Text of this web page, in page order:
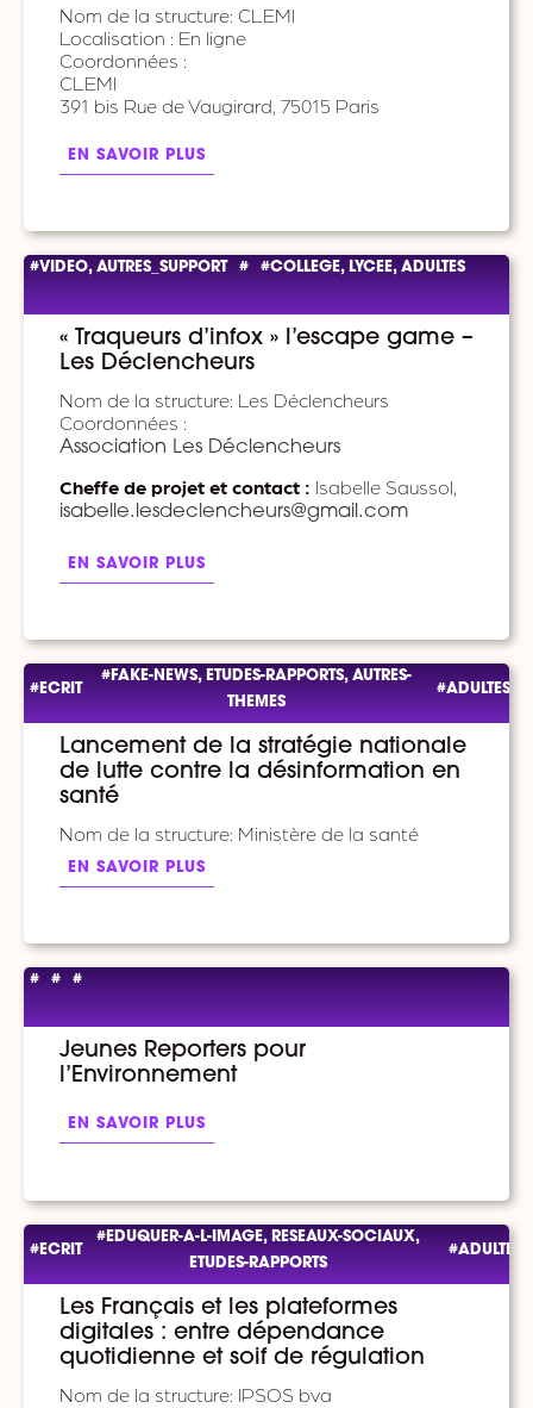
Nom de la structure: CLEMI
Localisation : En ligne
Coordonnées :
CLEMI
391 bis Rue de Vaugirard, 75015 Paris
EN SAVOIR PLUS
#VIDEO, AUTRES_SUPPORT # #COLLEGE, LYCEE, ADULTES
« Traqueurs d’infox » l’escape game –
Les Déclencheurs
Nom de la structure: Les Déclencheurs
Coordonnées :
Association Les Déclencheurs
Cheffe de projet et contact : Isabelle Saussol,
isabelle.lesdeclencheurs@gmail.com
EN SAVOIR PLUS
#ECRIT
#FAKE-NEWS, ETUDES-RAPPORTS, AUTRES-
THEMES
#ADULTES
Lancement de la stratégie nationale
de lutte contre la désinformation en
santé
Nom de la structure: Ministère de la santé
EN SAVOIR PLUS
# # #
Jeunes Reporters pour
l’Environnement
EN SAVOIR PLUS
#ECRIT
#EDUQUER-A-L-IMAGE, RESEAUX-SOCIAUX,
ETUDES-RAPPORTS
#ADULTES
Les Français et les plateformes
digitales : entre dépendance
quotidienne et soif de régulation
Nom de la structure: IPSOS bva